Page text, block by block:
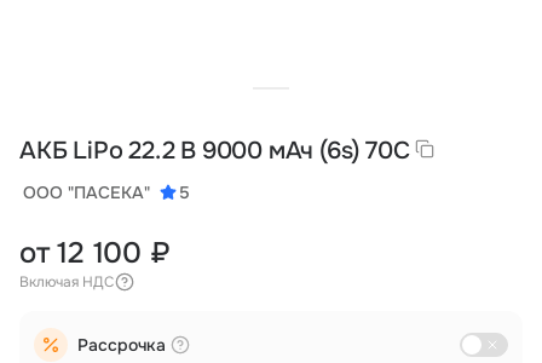
АКБ LiPo 22.2 В 9000 мАч (6s) 70C
ООО "ПАСЕКА" 5
от 12 100 ₽
Включая НДС
Рассрочка